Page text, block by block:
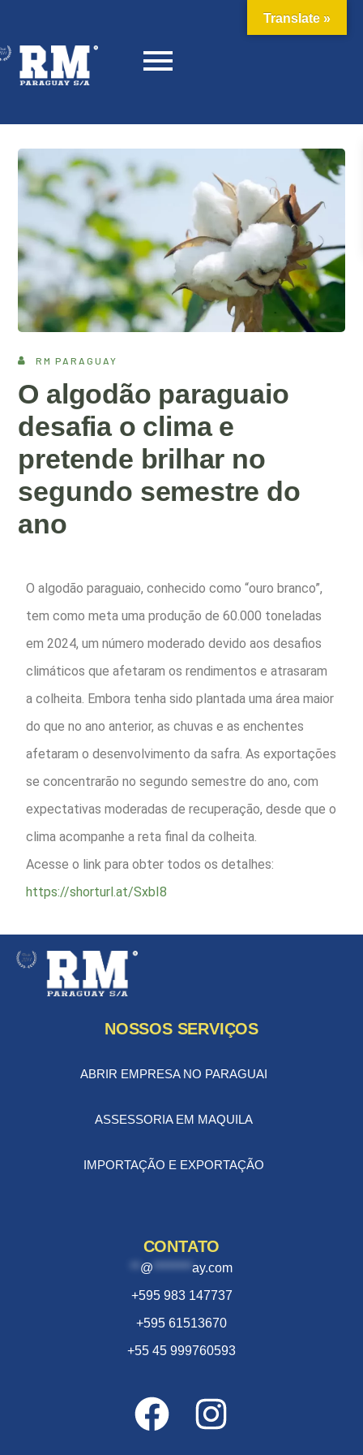
RM PARAGUAY
O algodão paraguaio
desafia o clima e
pretende brilhar no
segundo semestre do
ano
O algodão paraguaio, conhecido como “ouro branco”,
tem como meta uma produção de 60.000 toneladas
em 2024, um número moderado devido aos desafios
climáticos que afetaram os rendimentos e atrasaram
a colheita. Embora tenha sido plantada uma área maior
do que no ano anterior, as chuvas e as enchentes
afetaram o desenvolvimento da safra. As exportações
se concentrarão no segundo semestre do ano, com
expectativas moderadas de recuperação, desde que o
clima acompanhe a reta final da colheita.
Acesse o link para obter todos os detalhes:
https://shorturl.at/SxbI8
NOSSOS SERVIÇOS
ABRIR EMPRESA NO PARAGUAI
ASSESSORIA EM MAQUILA
IMPORTAÇÃO E EXPORTAÇÃO
CONTATO
@ ******** ay.com
+595 983 147737
+595 61513670
+55 45 999760593
Translate »